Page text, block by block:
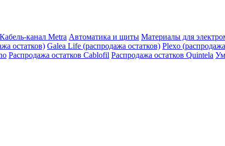
Кабель-канал Metra Автоматика и щиты Материалы для
остатков) Galea Life (распродажа остатков) Plexo
Распродажа остатков Cablofil Распродажа остатков Quintela